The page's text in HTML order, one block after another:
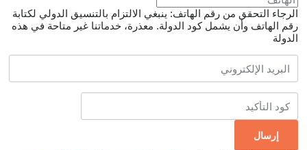
الرجاء التحقق من رقم الهاتف: ينبغي الالتزام بالتنسيق الدولي لكتابة
رقم الهاتف وأن يشمل كود الدولة. معذرة، خدماتنا غير متاحة في هذه
الدولة